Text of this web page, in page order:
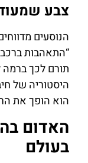
צבע
הנוסעים
“התאהבות
תורם לכך
היסטוריה של
הוא הופך את
האדום
בעולם